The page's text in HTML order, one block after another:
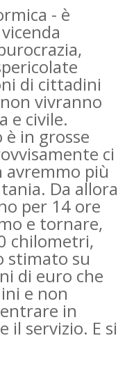
- è
di cittadini
vivranno
e civile.
è in grosse
ci
più
Da allora
per 14 ore
e tornare,
chilometri,
stimato su
di euro che
e non
in
il servizio. E si